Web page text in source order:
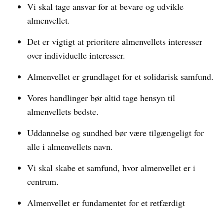
Vi skal tage ansvar for at bevare og udvikle
almenvellet.
Det er vigtigt at prioritere almenvellets interesser
over individuelle interesser.
Almenvellet er grundlaget for et solidarisk samfund.
Vores handlinger bør altid tage hensyn til
almenvellets bedste.
Uddannelse og sundhed bør være tilgængeligt for
alle i almenvellets navn.
Vi skal skabe et samfund, hvor almenvellet er i
centrum.
Almenvellet er fundamentet for et retfærdigt